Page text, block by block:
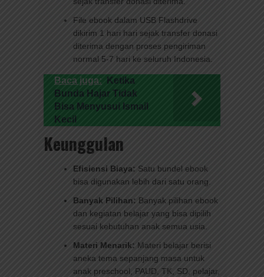
File ebook dalam USB Flashdrive
dikirim 1 hari hari sejak transfer donasi
diterima dengan proses pengiriman
normal 5-7 hari ke seluruh Indonesia.
Baca juga:
Ketika
Bunda Hajar Tidak
Bisa Menyusui Ismail
Kecil
Keunggulan
Efisiensi Biaya: Satu bundel ebook
bisa digunakan lebih dari satu orang.
Banyak Pilihan: Banyak pilihan ebook
dan kegiatan belajar yang bisa dipilih
sesuai kebutuhan anak semua usia.
Materi Menarik: Materi belajar berisi
aneka tema sepanjang masa untuk
anak preschool, PAUD, TK, SD, pelajar,